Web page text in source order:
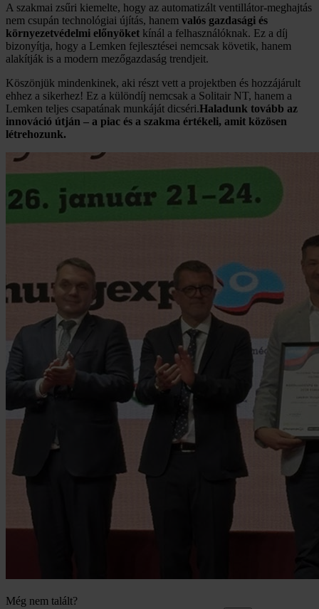
A szakmai zsűri kiemelte, hogy az automatizált ventillátor-meghajtás
nem csupán technológiai újítás, hanem valós gazdasági és
környezetvédelmi előnyöket kínál a felhasználóknak. Ez a díj
bizonyítja, hogy a Lemken fejlesztései nemcsak követik, hanem
alakítják is a modern mezőgazdaság trendjeit.
Köszönjük mindenkinek, aki részt vett a projektben és hozzájárult
ehhez a sikerhez! Ez a különdíj nemcsak a Solitair NT, hanem a
Lemken teljes csapatának munkáját dicséri.Haladunk tovább az
innováció útján – a piac és a szakma értékeli, amit közösen
létrehozunk.
Még nem talált?